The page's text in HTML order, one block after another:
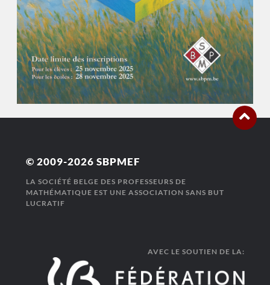
© 2009-2026 SBPMEF
LA SOCIÉTÉ BELGE DES PROFESSEURS DE
MATHÉMATIQUE EST UNE ASSOCIATION SANS BUT
LUCRATIF
AVEC LE SOUTIEN DE LA: